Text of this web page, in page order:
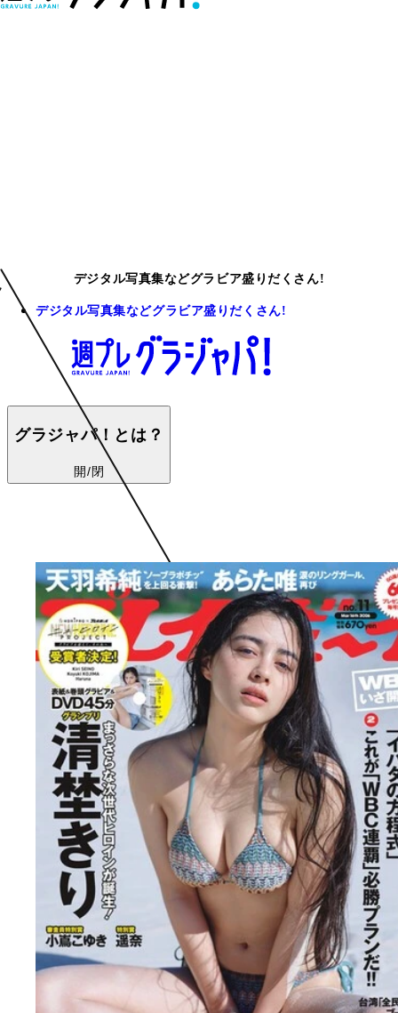
デジタル写真集などグラビア盛りだくさん!
デジタル写真集などグラビア盛りだくさん!
グラジャパ！とは？
開/閉